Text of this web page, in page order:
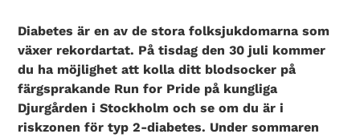
Diabetes är en av de stora folksjukdomarna som
växer rekordartat. På tisdag den 30 juli kommer
du ha möjlighet att kolla ditt blodsocker på
färgsprakande Run for Pride på kungliga
Djurgården i Stockholm och se om du är i
riskzonen för typ 2-diabetes. Under sommaren